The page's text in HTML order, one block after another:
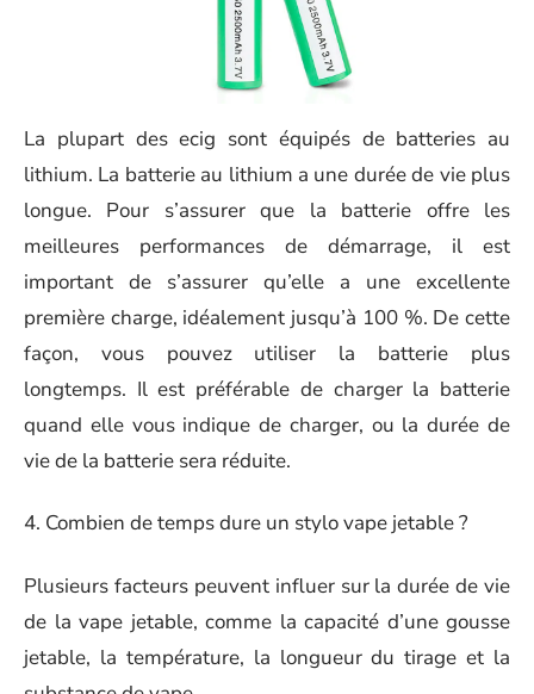
La plupart des ecig sont équipés de batteries au
lithium. La batterie au lithium a une durée de vie plus
longue. Pour s’assurer que la batterie offre les
meilleures performances de démarrage, il est
important de s’assurer qu’elle a une excellente
première charge, idéalement jusqu’à 100 %. De cette
façon, vous pouvez utiliser la batterie plus
longtemps. Il est préférable de charger la batterie
quand elle vous indique de charger, ou la durée de
vie de la batterie sera réduite.
4. Combien de temps dure un stylo vape jetable ?
Plusieurs facteurs peuvent influer sur la durée de vie
de la vape jetable, comme la capacité d’une gousse
jetable, la température, la longueur du tirage et la